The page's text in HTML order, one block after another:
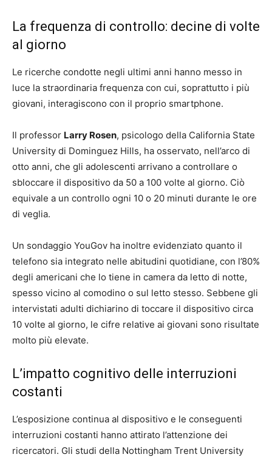
La frequenza di controllo: decine di volte
al giorno
Le ricerche condotte negli ultimi anni hanno messo in
luce la straordinaria frequenza con cui, soprattutto i più
giovani, interagiscono con il proprio smartphone.
Il professor Larry Rosen, psicologo della California State
University di Dominguez Hills, ha osservato, nell’arco di
otto anni, che gli adolescenti arrivano a controllare o
sbloccare il dispositivo da 50 a 100 volte al giorno. Ciò
equivale a un controllo ogni 10 o 20 minuti durante le ore
di veglia.
Un sondaggio YouGov ha inoltre evidenziato quanto il
telefono sia integrato nelle abitudini quotidiane, con l’80%
degli americani che lo tiene in camera da letto di notte,
spesso vicino al comodino o sul letto stesso. Sebbene gli
intervistati adulti dichiarino di toccare il dispositivo circa
10 volte al giorno, le cifre relative ai giovani sono risultate
molto più elevate.
L’impatto cognitivo delle interruzioni
costanti
L’esposizione continua al dispositivo e le conseguenti
interruzioni costanti hanno attirato l’attenzione dei
ricercatori. Gli studi della Nottingham Trent University